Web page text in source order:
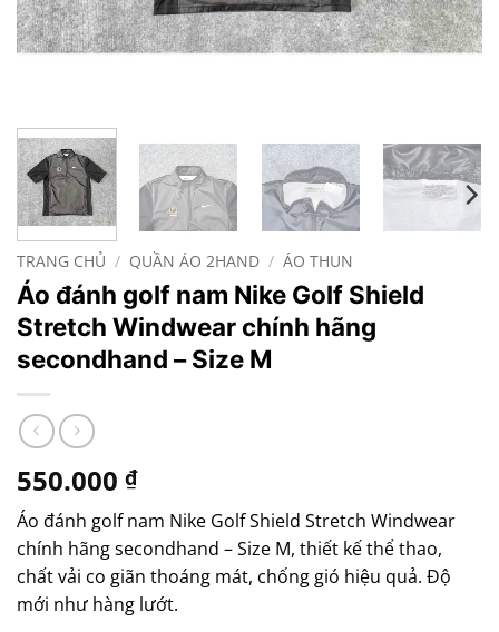
TRANG CHỦ / QUẦN ÁO 2HAND / ÁO THUN
Áo đánh golf nam Nike Golf Shield
Stretch Windwear chính hãng
secondhand – Size M
550.000 ₫
Áo đánh golf nam Nike Golf Shield Stretch Windwear
chính hãng secondhand – Size M, thiết kế thể thao,
chất vải co giãn thoáng mát, chống gió hiệu quả. Độ
mới như hàng lướt.